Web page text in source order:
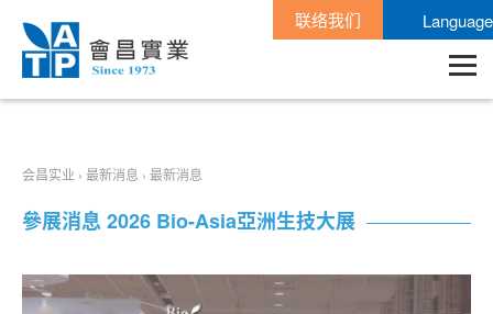
Language
联络我们
会昌实业 › 最新消息 › 最新消息
參展消息 2026 Bio-Asia亞洲生技大展